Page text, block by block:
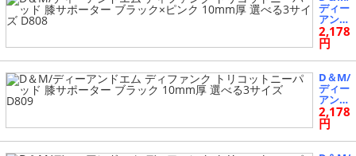
ーコイ
ズ 選
べる3
サイズ
D706
エルボ
ーパッ
ド 肘
サポー
ター
ブラッ
ク×パ
ープル
選べる
3サイ
ズ D70
6
ディー
アンド
エム
ディフ
ァンク
トリコ
ットニ
ーパッ
ド 膝
サポー
ター
ブラッ
ク×ピ
ンク 1
2,178
円
D＆M/
ディー
アンド
エム
ディフ
ァンク
トリコ
2,178
円